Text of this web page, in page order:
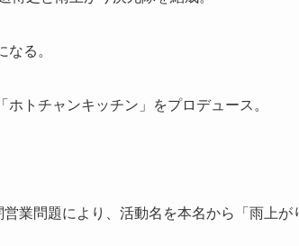
る。
トチャンキッチン」をプロデュース。
業問題により、活動名を本名から「雨上が